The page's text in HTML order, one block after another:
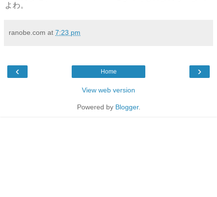
よわ。
ranobe.com at 7:23 pm
‹ ›
Home
View web version
Powered by Blogger.